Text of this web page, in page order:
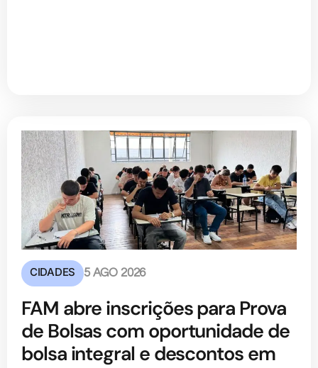
CIDADES 5 AGO 2026
FAM abre inscrições para Prova
de Bolsas com oportunidade de
bolsa integral e descontos em